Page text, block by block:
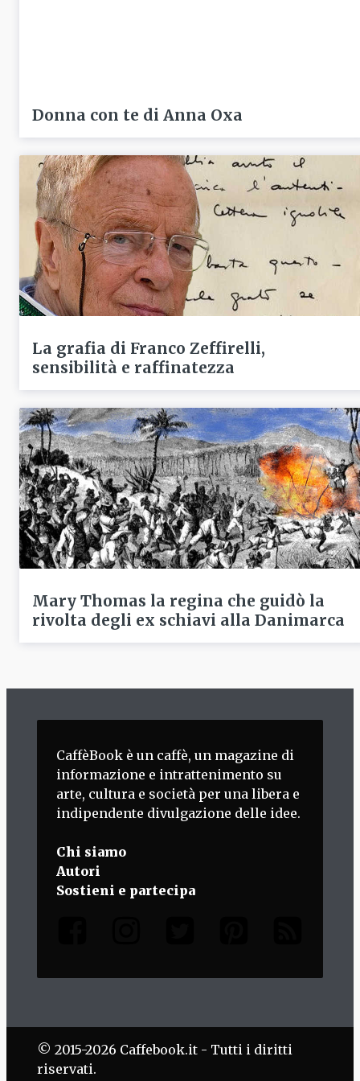
Donna con te di Anna Oxa
La grafia di Franco Zeffirelli,
sensibilità e raffinatezza
Mary Thomas la regina che guidò la
rivolta degli ex schiavi alla Danimarca
CaffèBook è un caffè, un magazine di
informazione e intrattenimento su
arte, cultura e società per una libera e
indipendente divulgazione delle idee.
Chi siamo
Autori
Sostieni e partecipa
© 2015-2026 Caffebook.it - Tutti i diritti
riservati.